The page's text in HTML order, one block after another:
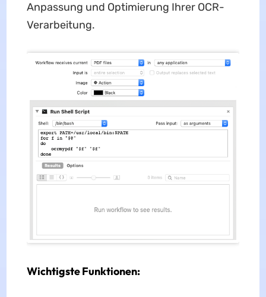
Anpassung und Optimierung Ihrer OCR-
Verarbeitung.
Wichtigste Funktionen: